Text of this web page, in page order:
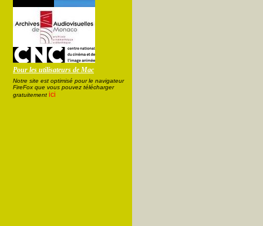
Pour les utilisateurs de Mac
Notre site est optimisé pour le navigateur
FireFox que vous pouvez télécharger
gratuitement ici